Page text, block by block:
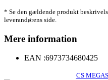
* Se den gældende produkt
leverandørens side.
Mere information
EAN :6973734680425
CS